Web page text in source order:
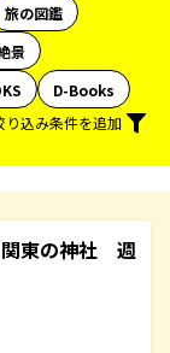
旅の図鑑
景
D-Books
り込み条件を追加
東の神社 週